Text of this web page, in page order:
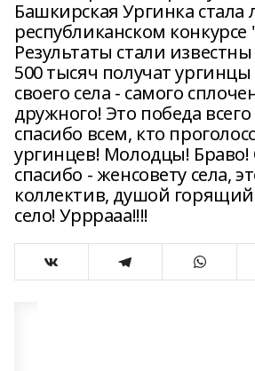
Башкирская Ургинка стала
республиканском конкурсе
Результаты стали
500 тысяч получат
своего села - самого
дружного! Это победа
спасибо всем, кто
ургинцев! Молодцы! Браво!
спасибо - женсовету села,
коллектив, душой
село! Урррааа!!!!